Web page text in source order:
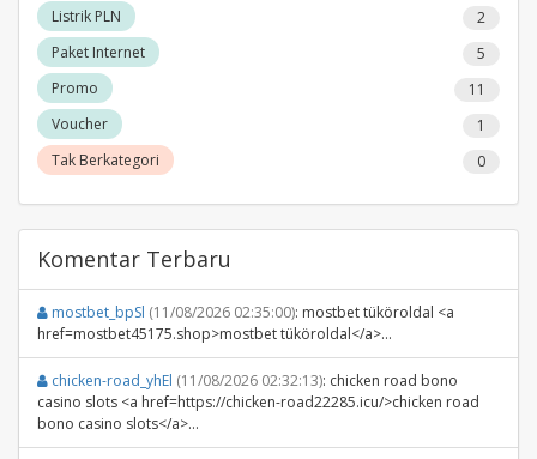
Listrik PLN
2
Paket Internet
5
Promo
11
Voucher
1
Tak Berkategori
0
Komentar Terbaru
mostbet_bpSl (11/08/2026 02:35:00): mostbet tüköroldal <a
href=mostbet45175.shop>mostbet tüköroldal</a>...
chicken-road_yhEl (11/08/2026 02:32:13): chicken road bono
casino slots <a href=https://chicken-road22285.icu/>chicken road
bono casino slots</a>...